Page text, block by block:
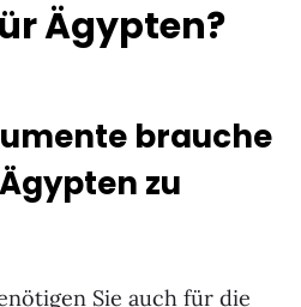
Ägypten?
brauche
zu
Sie auch für die